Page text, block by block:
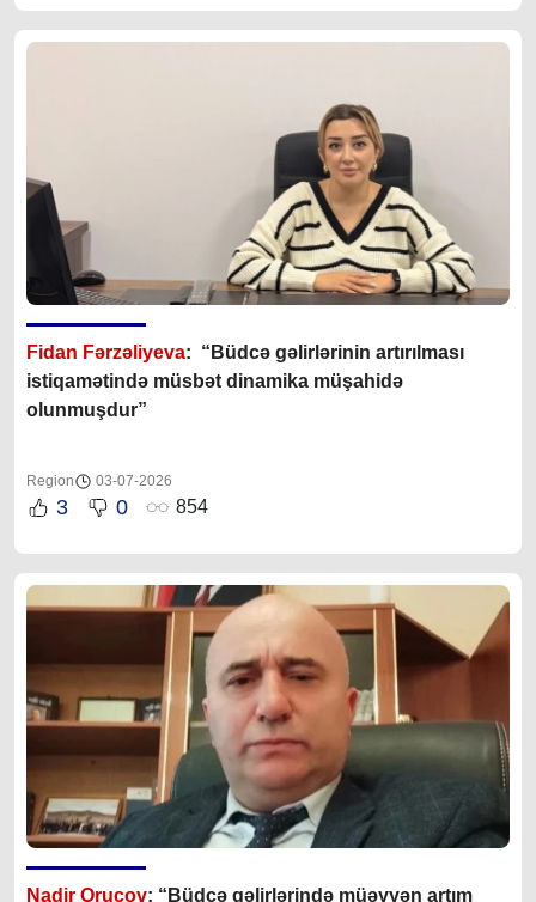
Fidan Fərzəliyeva: “Büdcə gəlirlərinin artırılması
istiqamətində müsbət dinamika müşahidə
olunmuşdur”
Region 03-07-2026
3 0 854
Nadir Orucov: “Büdcə gəlirlərində müəyyən artım